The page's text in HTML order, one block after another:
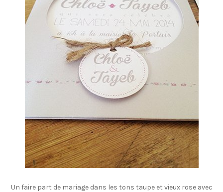
Un faire part de mariage dans les tons taupe et vieux rose avec